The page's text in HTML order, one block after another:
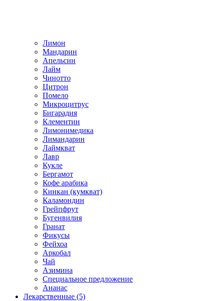
Лимон
Мандарин
Апельсин
Лайм
Чинотто
Цитрон
Помело
Микроцитрус
Бигарадия
Клементин
Лимонимедика
Лимандарин
Лаймкват
Лавр
Кукле
Бергамот
Кофе арабика
Кинкан (кумкват)
Каламондин
Грейпфрут
Бугенвилия
Гранат
Фикусы
Фейхоа
Аркобал
Чай
Азимина
Специальное предложение
Ананас
Лекарственные (5)